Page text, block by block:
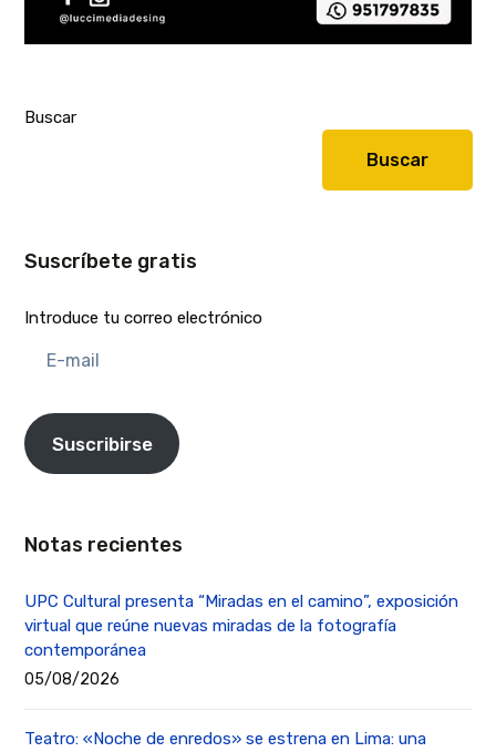
Buscar
Buscar
Suscríbete gratis
Introduce tu correo electrónico
mail
Suscribirse
Notas recientes
UPC Cultural presenta “Miradas en el camino”, exposición
virtual que reúne nuevas miradas de la fotografía
contemporánea
05/08/2026
Teatro: «Noche de enredos» se estrena en Lima: una